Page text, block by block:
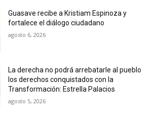
Guasave recibe a Kristiam Espinoza y
fortalece el diálogo ciudadano
agosto 6, 2026
La derecha no podrá arrebatarle al pueblo
los derechos conquistados con la
Transformación: Estrella Palacios
agosto 5, 2026